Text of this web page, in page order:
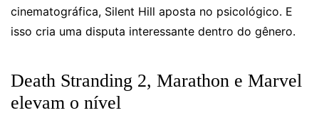
cinematográfica, Silent Hill aposta no psicológico. E
isso cria uma disputa interessante dentro do gênero.
Death Stranding 2, Marathon e Marvel
elevam o nível